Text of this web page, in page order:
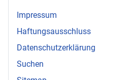
Impressum
Haftungsausschluss
Datenschutzerklärung
Suchen